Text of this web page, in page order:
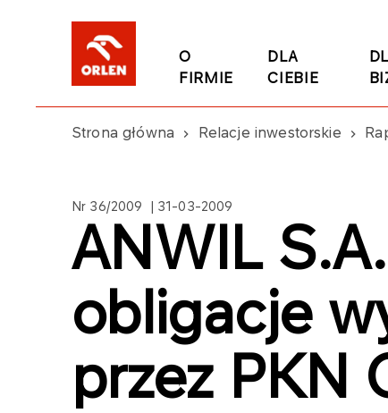
O
FIRMIE
DLA
CIEBIE
Strona główna Relacje inwestorskie
Nr 36/2009 | 31-03-2009
ANWIL
obligacje
przez PKN